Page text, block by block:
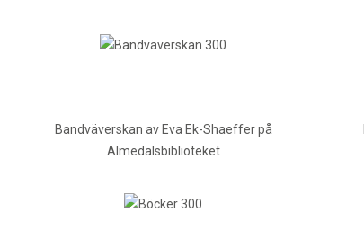
Bandväverskan av Eva Ek-Shaeffer på
Almedalsbiblioteket